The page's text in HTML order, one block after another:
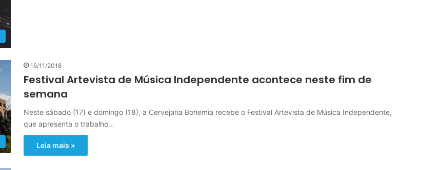
16/11/2018
Festival Artevista de Música Independente acontece neste fim de
semana
Neste sábado (17) e domingo (18), a Cervejaria Bohemia recebe o Festival Artevista de Música Independente,
que apresenta o trabalho…
Leia mais »